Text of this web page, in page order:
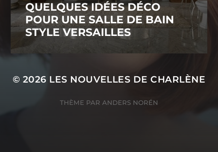
QUELQUES IDÉES DÉCO
POUR UNE SALLE DE BAIN
STYLE VERSAILLES
© 2026 LES NOUVELLES DE CHARLÈNE
THÈME PAR ANDERS NORÉN